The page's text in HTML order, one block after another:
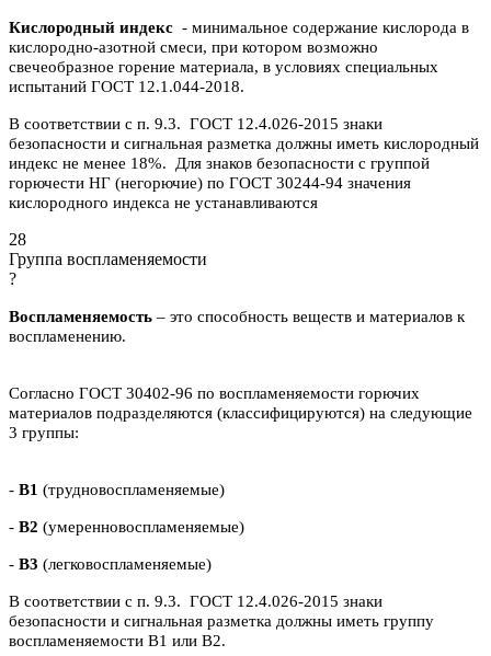
Кислородный индекс - минимальное содержание кислорода в
кислородно-азотной смеси, при котором возможно
свечеобразное горение материала, в условиях специальных
испытаний ГОСТ 12.1.044-2018.
В соответствии с п. 9.3. ГОСТ 12.4.026-2015 знаки
безопасности и сигнальная разметка должны иметь кислородный
индекс не менее 18%. Для знаков безопасности с группой
горючести НГ (негорючие) по ГОСТ 30244-94 значения
кислородного индекса не устанавливаются
28
Группа воспламеняемости
?
Воспламеняемость – это способность веществ и материалов к
воспламенению.
Согласно ГОСТ 30402-96 по воспламеняемости горючих
материалов подразделяются (классифицируются) на следующие
3 группы:
- В1 (трудновоспламеняемые)
- В2 (умеренновоспламеняемые)
- В3 (легковоспламеняемые)
В соответствии с п. 9.3. ГОСТ 12.4.026-2015 знаки
безопасности и сигнальная разметка должны иметь группу
воспламеняемости В1 или В2.